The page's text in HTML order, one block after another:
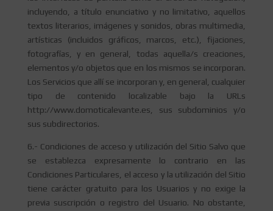
incluyendo, a título enunciativo y no limitativo, aquellos
textos literarios, imágenes y sonidos, obras multimedia,
artísticas (incluidos gráficos, marcos, etc.), fijaciones,
fotografías, y en general, todas aquella/s creaciones,
elementos y/o objetos que en los mismos se incorporan.
Los Servicios que allí se incorporan y, en general, cualquier
tipo de contenido localizable bajo la URLs
http://www.domoticalevante.es, sus subdominios y/o
sus subdirectorios.
6.- Condiciones de acceso y utilización del Sitio Salvo que
se establezca expresamente lo contrario en las
Condiciones Particulares, el acceso y la utilización del Sitio
tiene carácter gratuito para los Usuarios y no exige la
previa suscripción o registro del Usuario. No obstante,